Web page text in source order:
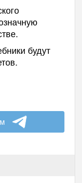
будут